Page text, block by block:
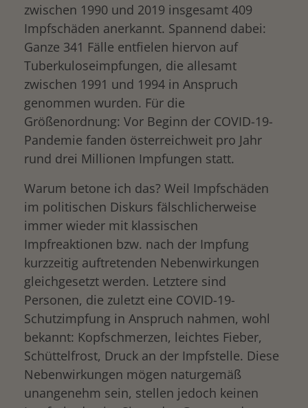
zwischen 1990 und 2019 insgesamt 409
Impfschäden anerkannt. Spannend dabei:
Ganze 341 Fälle entfielen hiervon auf
Tuberkuloseimpfungen, die allesamt
zwischen 1991 und 1994 in Anspruch
genommen wurden. Für die
Größenordnung: Vor Beginn der COVID-19-
Pandemie fanden österreichweit pro Jahr
rund drei Millionen Impfungen statt.
Warum betone ich das? Weil Impfschäden
im politischen Diskurs fälschlicherweise
immer wieder mit klassischen
Impfreaktionen bzw. nach der Impfung
kurzzeitig auftretenden Nebenwirkungen
gleichgesetzt werden. Letztere sind
Personen, die zuletzt eine COVID-19-
Schutzimpfung in Anspruch nahmen, wohl
bekannt: Kopfschmerzen, leichtes Fieber,
Schüttelfrost, Druck an der Impfstelle. Diese
Nebenwirkungen mögen naturgemäß
unangenehm sein, stellen jedoch keinen